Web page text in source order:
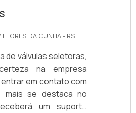
FLORES DA CUNHA - RS
de válvulas seletoras,
na empresa
em contato com
mais se destaca no
um suporte